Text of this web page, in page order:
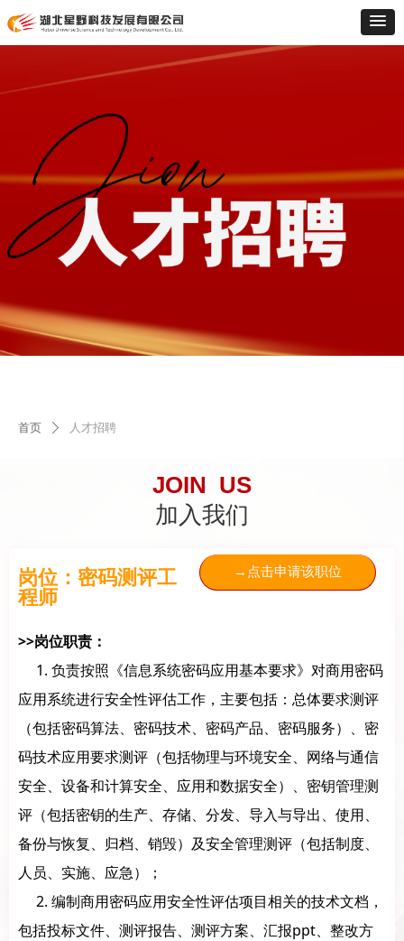
JOIN US
加入我们
岗位：密码测评工
程师
→点击申请该职位
>>岗位职责：
1. 负责按照《信息系统密码应用基本要求》对商用密码
应用系统进行安全性评估工作，主要包括：总体要求测评
（包括密码算法、密码技术、密码产品、密码服务）、密
码技术应用要求测评（包括物理与环境安全、网络与通信
安全、设备和计算安全、应用和数据安全）、密钥管理测
评（包括密钥的生产、存储、分发、导入与导出、使用、
备份与恢复、归档、销毁）及安全管理测评（包括制度、
人员、实施、应急）；
2. 编制商用密码应用安全性评估项目相关的技术文档，
包括投标文件、测评报告、测评方案、汇报ppt、整改方
首页 ꄲ 人才招聘